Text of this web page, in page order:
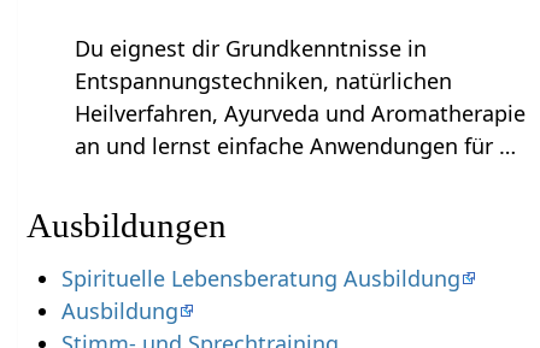
Du eignest dir Grundkenntnisse in
Entspannungstechniken, natürlichen
Heilverfahren, Ayurveda und Aromatherapie
an und lernst einfache Anwendungen für …
Ausbildungen
Spirituelle Lebensberatung Ausbildung
Ausbildung